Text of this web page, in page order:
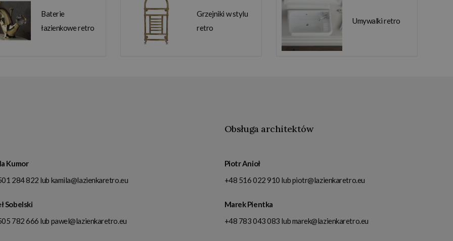
Baterie
łazienkowe retro
Grzejniki w stylu
retro
Umywalki retro
Kumor
284 822 lub kamila@lazienkaretro.eu
Sobelski
782 666 lub pawel@lazienkaretro.eu
Obsługa architektów
Piotr Anioł
+48 516 022 910 lubpiotr@lazienkaretro.eu
Marek Pientka
+48 783 043 083 lubmarek@lazienkaretro.eu